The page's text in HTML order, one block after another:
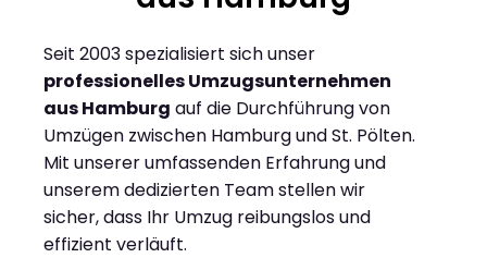
Seit 2003 spezialisiert sich unser
professionelles Umzugsunternehmen
aus Hamburg auf die Durchführung von
Umzügen zwischen Hamburg und St. Pölten.
Mit unserer umfassenden Erfahrung und
unserem dedizierten Team stellen wir
sicher, dass Ihr Umzug reibungslos und
effizient verläuft.